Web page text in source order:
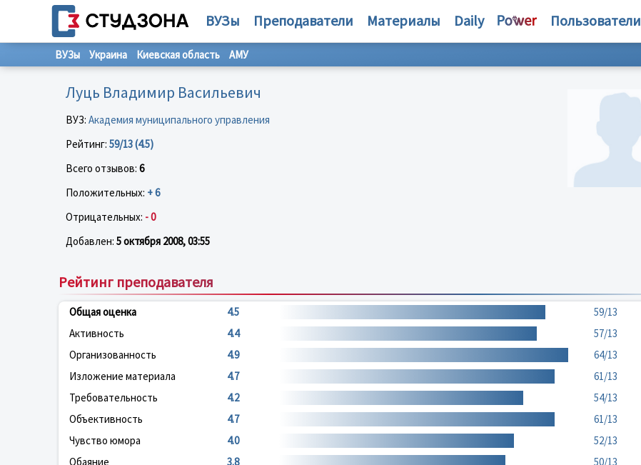
ВУЗы Преподаватели Материалы Daily Пользователи
ВУЗы Украина Киевская область АМУ
Луць Владимир Васильевич
ВУЗ: Академия муниципального управления
Рейтинг: 59/13 (4.5)
Всего отзывов: 6
Положительных: + 6
Отрицательных: - 0
Добавлен: 5 октября 2008, 03:55
Рейтинг преподавателя
Общая оценка 4.5
59/13
Активность
4.4
57/13
Организованность
4.9
64/13
Изложение материала
4.7
61/13
Требовательность
4.2
54/13
Объективность
4.7
61/13
Чувство юмора
4.0
52/13
Обаяние
3.8 50/13